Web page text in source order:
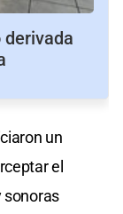
derivada
un
el
sonoras